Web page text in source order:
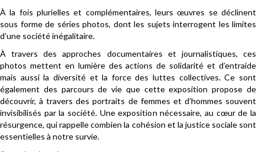
À la fois plurielles et complémentaires, leurs œuvres se déclinent
sous forme de séries photos, dont les sujets interrogent les limites
d’une société inégalitaire.
À travers des approches documentaires et journalistiques, ces
photos mettent en lumière des actions de solidarité et d’entraide
mais aussi la diversité et la force des luttes collectives. Ce sont
également des parcours de vie que cette exposition propose de
découvrir, à travers des portraits de femmes et d’hommes souvent
invisibilisés par la société. Une exposition nécessaire, au cœur de la
résurgence, qui rappelle combien la cohésion et la justice sociale sont
essentielles à notre survie.